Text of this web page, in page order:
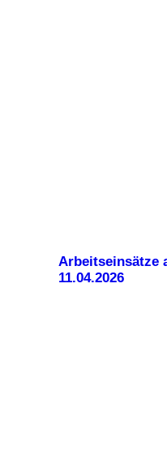
Arbeitseinsätze
11.04.2026